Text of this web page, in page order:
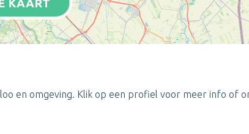
KAART
en omgeving. Klik op een profiel voor meer info of